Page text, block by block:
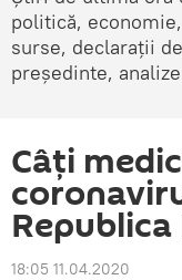
politică,
surse, declarații
președinte,
Câți
18:05 11.04.2020